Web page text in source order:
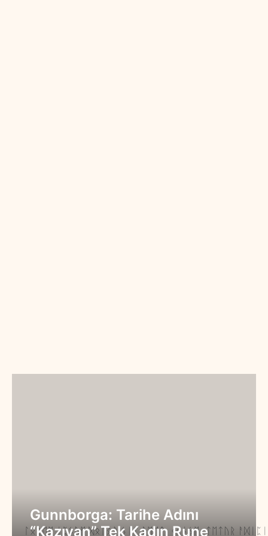
Gunnborga: Tarihe Adını
“Kazıyan” Tek Kadın Rune
ᛚᛟᚱᛖᛗ ᛁᛈᛊᚢᛗ ᛞᛟᛚᛟᚱ ᛊᛁᛏ ᚨᛗᛖᛏ, ᚲᛟᚾᛊᛖᚲᛏᛖᛏᚢᚱ